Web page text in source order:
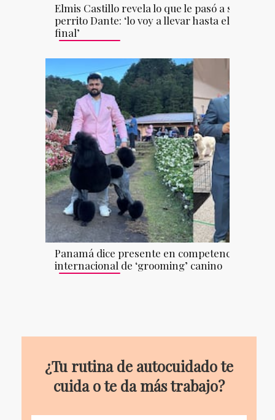
Elmis Castillo revela lo que le pasó a su
perrito Dante: ‘lo voy a llevar hasta el
final’
Panamá dice presente en competencia
internacional de ‘grooming’ canino
¿Tu rutina de autocuidado te
cuida o te da más trabajo?